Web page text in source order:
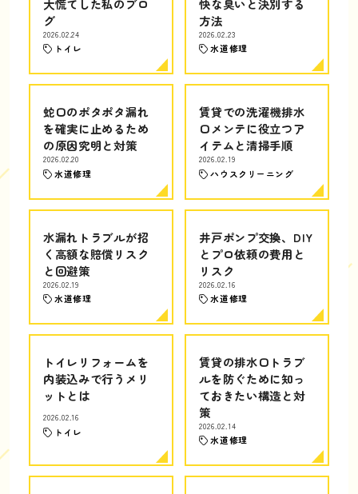
大慌てした私のブロ
グ
2026.02.24
トイレ
快な臭いと決別する
方法
2026.02.23
水道修理
蛇口のポタポタ漏れ
を確実に止めるため
の原因究明と対策
2026.02.20
水道修理
賃貸での洗濯機排水
口メンテに役立つア
イテムと清掃手順
2026.02.19
ハウスクリーニング
水漏れトラブルが招
く高額な賠償リスク
と回避策
2026.02.19
水道修理
井戸ポンプ交換、DIY
とプロ依頼の費用と
リスク
2026.02.16
水道修理
トイレリフォームを
内装込みで行うメリ
ットとは
2026.02.16
トイレ
賃貸の排水口トラブ
ルを防ぐために知っ
ておきたい構造と対
策
2026.02.14
水道修理